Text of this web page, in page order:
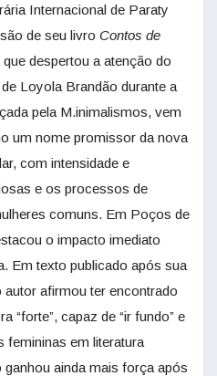
Internacional de Paraty
de seu livro Contos de
que despertou a atenção do
Loyola Brandão durante a
pela M.inimalismos, vem
um nome promissor da nova
com intensidade e
e os processos de
comuns. Em Poços de
o impacto imediato
Em texto publicado após sua
afirmou ter encontrado
“forte”, capaz de “ir fundo” e
femininas em literatura
ainda mais força após